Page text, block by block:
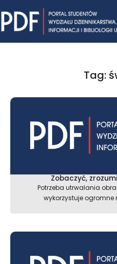
to
content
Tag:
Zobaczyć,
Potrzeba utrwalania
wykorzystuje ogromne